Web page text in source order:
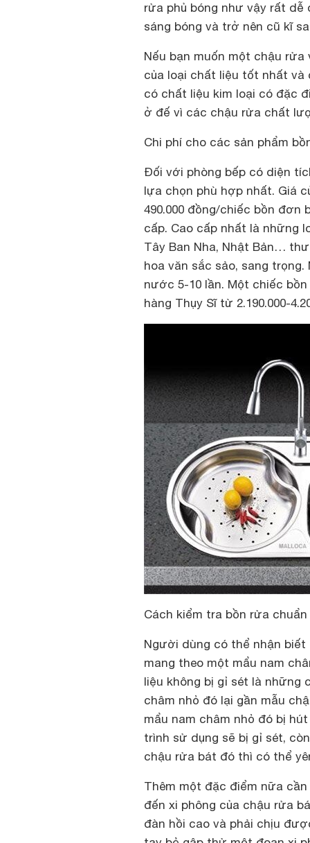
rửa phủ bóng như vậy rất
sáng bóng và trở nên cũ kĩ
Nếu bạn muốn một chậu
của loại chất liệu tốt nhất và
có chất liệu kim loại có đặc
ở đế vì các chậu rửa chất
Chi phí cho các sản phẩm
Đối với phòng bếp có diện
lựa chọn phù hợp nhất. Giá
490.000 đồng/chiếc bồn đơn
cấp. Cao cấp nhất là những
Tây Ban Nha, Nhật Bản…
hoa văn sắc sảo, sang
nước 5-10 lần. Một chiếc
hàng Thụy Sĩ từ 2.190.000-
Cách kiểm tra bồn rửa chuẩn
Người dùng có thể nhận
mang theo một mẩu nam
liệu không bị gỉ sét là những
châm nhỏ đó lại gần mẫu
mẩu nam châm nhỏ đó bị
trình sử dụng sẽ bị gỉ sét,
chậu rửa bát đó thì có thể
Thêm một đặc điểm nữa
đến xi phông của chậu rửa
đàn hồi cao và phải chịu